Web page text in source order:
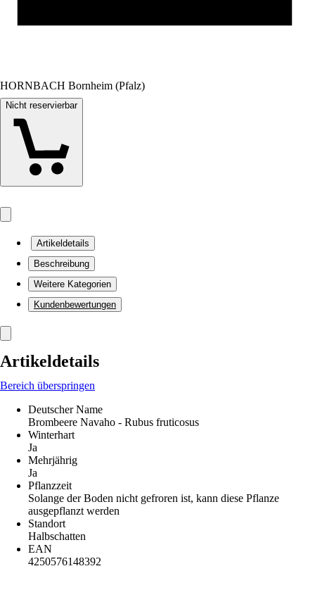
HORNBACH Bornheim (Pfalz)
Nicht reservierbar
Artikeldetails
Beschreibung
Weitere Kategorien
Kundenbewertungen
Artikeldetails
Bereich überspringen
Deutscher Name
Brombeere Navaho - Rubus fruticosus
Winterhart
Ja
Mehrjährig
Ja
Pflanzzeit
Solange der Boden nicht gefroren ist, kann diese Pflanze
ausgepflanzt werden
Standort
Halbschatten
EAN
4250576148392